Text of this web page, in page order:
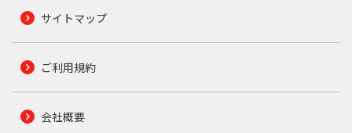
サイトマップ
ご利用規約
会社概要